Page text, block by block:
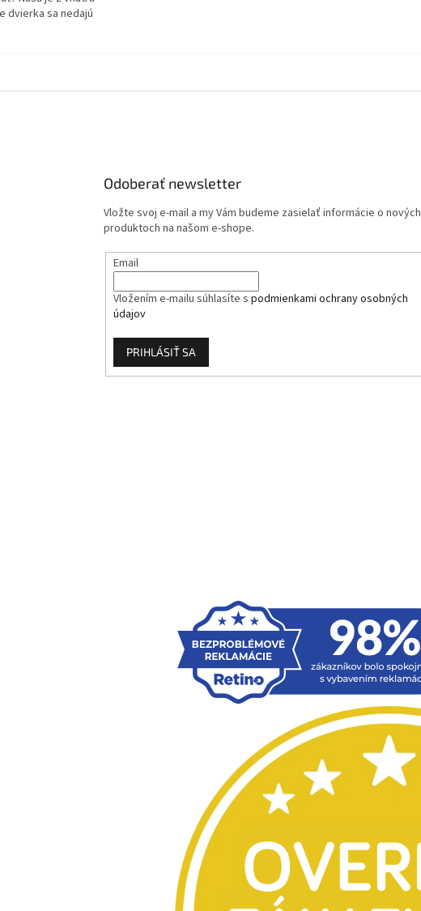
dvierka sa nedajú
Odoberať newsletter
Vložte svoj e-mail a my Vám budeme zasielať informácie o nových
produktoch na našom e-shope.
Email
Vložením e-mailu súhlasíte s podmienkami ochrany osobných
údajov
PRIHLÁSIŤ SA